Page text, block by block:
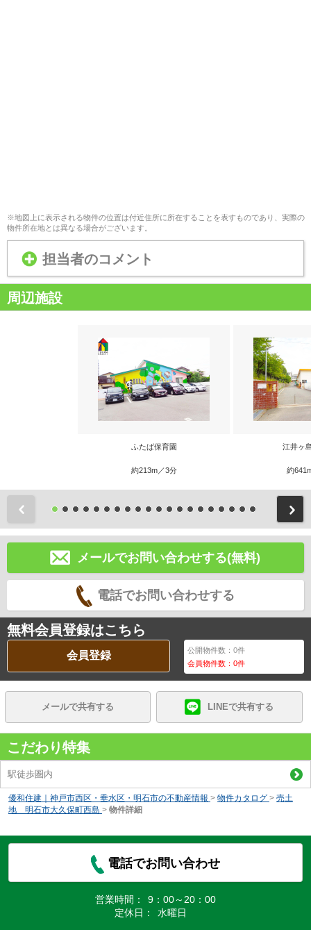
※地図上に表示される物件の位置は付近住所に所在することを表すものであり、実際の
物件所在地とは異なる場合がございます。
担当者のコメント
周辺施設
ふたば保育園
約213m／3分
江井ヶ
約
メールでお問い合わせする(無料)
電話でお問い合わせする
無料会員登録はこちら
会員登録 公開物件数：0件
会員物件数：0件
メールで共有する LINEで共有する
こだわり特集
駅徒歩圏内
優和住建｜神戸市西区・垂水区・明石市の不動産情報 > 物件カタログ > 売土
地 明石市大久保町西島 > 物件詳細
電話でお問い合わせ
営業時間：
9：00～20：00
定休日：
水曜日